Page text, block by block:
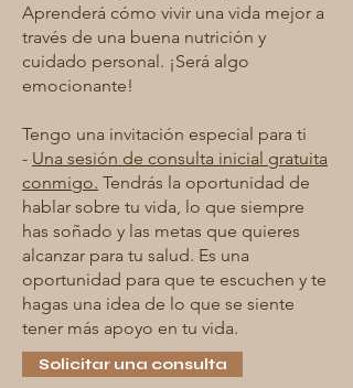
Aprenderá cómo vivir una vida mejor a
través de una buena nutrición y
cuidado personal. ¡Será algo
emocionante!
Tengo una invitación especial para ti
- Una sesión de consulta inicial gratuita
conmigo. Tendrás la oportunidad de
hablar sobre tu vida, lo que siempre
has soñado y las metas que quieres
alcanzar para tu salud. Es una
oportunidad para que te escuchen y te
hagas una idea de lo que se siente
tener más apoyo en tu vida.
Solicitar una consulta